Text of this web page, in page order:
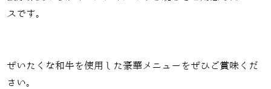
スです。
ぜいたくな和牛を使用した豪華メニューをぜひご賞味くだ
さい。